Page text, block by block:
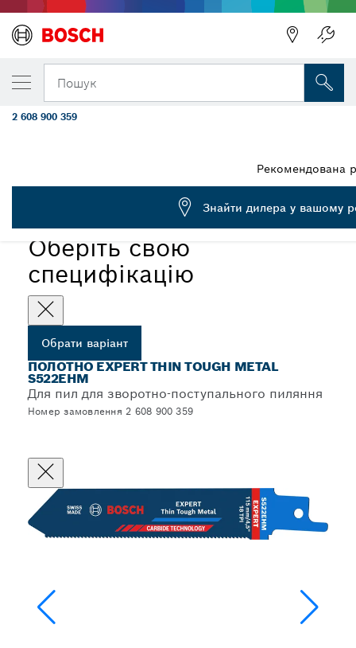
Пошук
Оберіть свою
специфікацію
Обрати варіант
ПОЛОТНО EXPERT THIN TOUGH METAL
S522EHM
Для пил для зворотно-поступального пиляння
Номер замовлення 2 608 900 359
ОБРАНИЙ ВАРІАНТ
Полотно для зворотно-поступального
Tough Metal’ S 522 EHM, 1 шт.
2 608 900 359
Рекомендована
Знайти дилера у вашому